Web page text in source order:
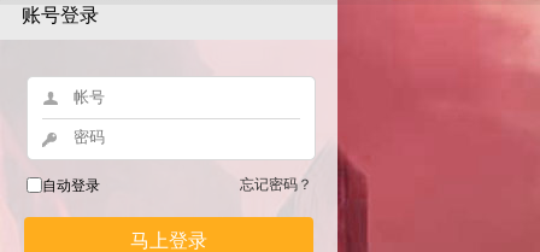
账号登录
自动登录 忘记密码？
马上登录